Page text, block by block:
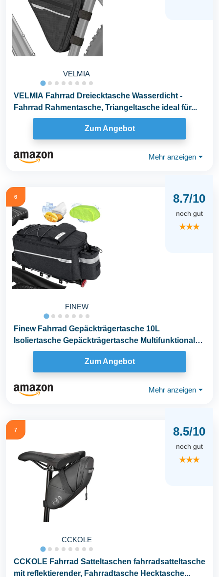
VELMIA
VELMIA Fahrrad Dreiecktasche Wasserdicht -
Fahrrad Rahmentasche, Triangeltasche ideal für...
Zum Angebot
Mehr anzeigen ⏷
6
FINEW
8.7/10
noch gut
★★★
Finew Fahrrad Gepäckträgertasche 10L
Isoliertasche Gepäckträgertasche Multifunktionale
Hinter...
Zum Angebot
Mehr anzeigen ⏷
7
CCKOLE
8.5/10
noch gut
★★★
CCKOLE Fahrrad Satteltaschen fahrradsatteltasche
mit reflektierender, Fahrradtasche Hecktasche...